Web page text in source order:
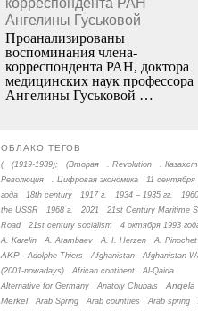
корреспондента РАН
Ангелины Гуськовой
Проанализированы
воспоминания члена­
корреспондента РАН, доктора
медицинских наук профессора
Ангелины Гуськовой …
ОБЛАКО ТЕГОВ
( (1919-1939); (Вторая . Revolution .
Революция
. Цифровая экономика
11 сентября
года
18th century 1917 г. 1934 – 1935 гг.
the USSR
1968 г. 2021
21st Century Maritime
Road
21st century socialism 4 октября 1993
A. Karelin
A. Atambaev A. I. Herzen A. Pinochet
AKP Adolphe Thiers Afghanistan
Afghanistan
(2001-nowadays)
African continent
Al-Qaida
Alternative for Germany
Anatoly Chubais
Angela
Merkel
Arab Spring Arab countries Arab spring